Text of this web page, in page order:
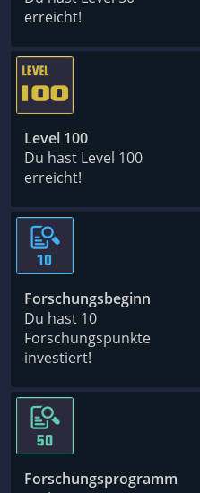
erreicht!
Level 100
Du hast Level 100
erreicht!
Forschungsbeginn
Du hast 10
Forschungspunkte
investiert!
Forschungsprogramm